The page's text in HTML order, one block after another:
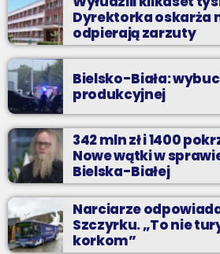
Dyrektorka oskarża
odpierają zarzuty
Bielsko-Biała:
produkcyjnej
342 mln zł i 1400
Nowe wątki w
Bielska-Białej
Narciarze
Szczyrku. „To nie
korkom”